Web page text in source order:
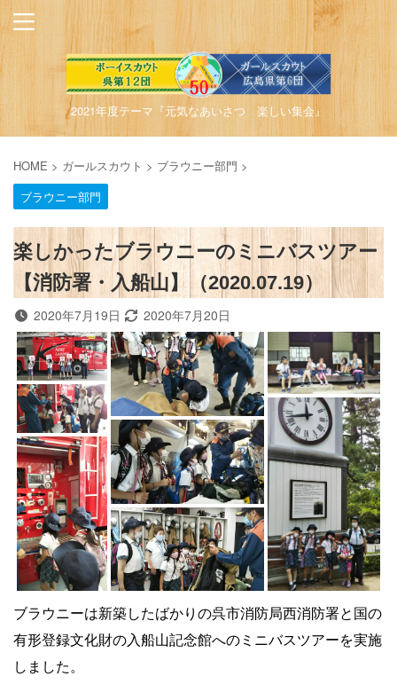
2021年度テーマ『元気なあいさつ 楽しい集会』
HOME > ガールスカウト > ブラウニー部門 >
ブラウニー部門
楽しかったブラウニーのミニバスツアー
【消防署・入船山】（2020.07.19）
2020年7月19日 2020年7月20日
ブラウニーは新築したばかりの呉市消防局西消防署と国の
有形登録文化財の入船山記念館へのミニバスツアーを実施
しました。